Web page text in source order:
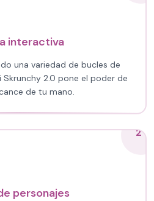
interactiva
una variedad de bucles de
2.0 pone el poder de
de tu mano.
2
personajes